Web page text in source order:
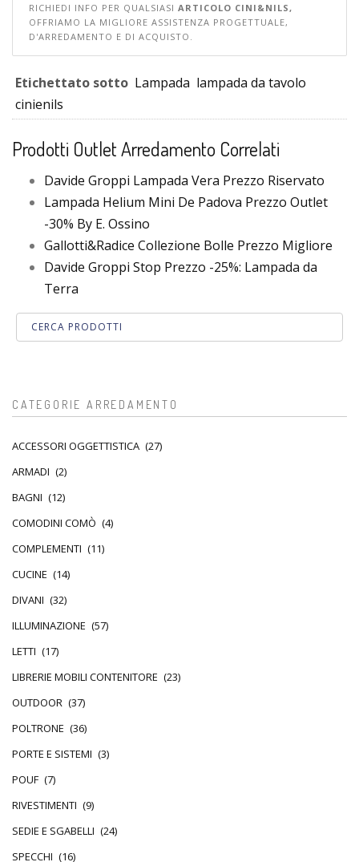
RICHIEDI INFO PER QUALSIASI ARTICOLO CINI&NILS,
OFFRIAMO LA MIGLIORE ASSISTENZA PROGETTUALE,
D'ARREDAMENTO E DI ACQUISTO.
Etichettato sotto Lampada lampada da tavolo
cinienils
Prodotti Outlet Arredamento Correlati
Davide Groppi Lampada Vera Prezzo Riservato
Lampada Helium Mini De Padova Prezzo Outlet
-30% By E. Ossino
Gallotti&Radice Collezione Bolle Prezzo Migliore
Davide Groppi Stop Prezzo -25%: Lampada da
Terra
CATEGORIE ARREDAMENTO
ACCESSORI OGGETTISTICA (27)
ARMADI (2)
BAGNI (12)
COMODINI COMÒ (4)
COMPLEMENTI (11)
CUCINE (14)
DIVANI (32)
ILLUMINAZIONE (57)
LETTI (17)
LIBRERIE MOBILI CONTENITORE (23)
OUTDOOR (37)
POLTRONE (36)
PORTE E SISTEMI (3)
POUF (7)
RIVESTIMENTI (9)
SEDIE E SGABELLI (24)
SPECCHI (16)